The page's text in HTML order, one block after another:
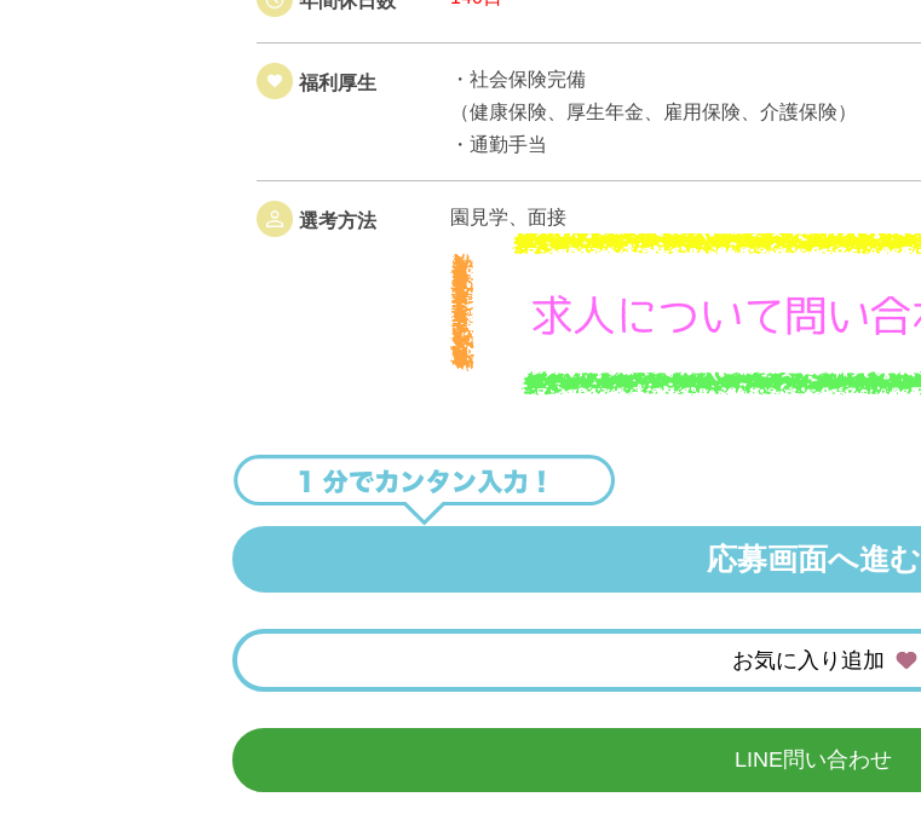
福利厚生
・社会保険完備
（健康保険、厚生年金、雇用保険、介護保険）
・通勤手当
選考方法 園見学、面接
応募画面へ進む
お気に入り追加
LINE問い合わせ